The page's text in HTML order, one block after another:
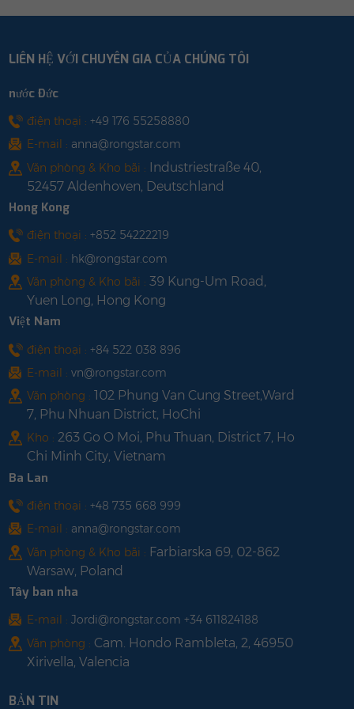
đỗ xe+sạc điện năng
dụng tối đa tài nguyên
đất.4. Thân thiện với
tái chế mạnh mẽ.5.Sản
phẩm có thể được tùy
chỉnh theo nhu cầu
khác nhau.
hỗ trợ lắp đặt với góc
LIÊN HỆ VỚI CHUYÊN GIA CỦA CHÚNG TÔI
nước Đức
điện thoại : +49 176 55258880
E-mail : anna@rongstar.com
Văn phòng & Kho bãi : Industriestraße 40,
52457 Aldenhoven, Deutschland
Hong Kong
điện thoại : +852 54222219
E-mail : hk@rongstar.com
Văn phòng & Kho bãi : 39 Kung-Um Road,
Yuen Long, Hong Kong
Việt Nam
điện thoại : +84 522 038 896
E-mail : vn@rongstar.com
Văn phòng : 102 Phung Van Cung Street,Ward
7, Phu Nhuan District, HoChi
Kho : 263 Go O Moi, Phu Thuan, District 7, Ho
Chi Minh City, Vietnam
Ba Lan
điện thoại : +48 735 668 999
E-mail : anna@rongstar.com
Văn phòng & Kho bãi : Farbiarska 69, 02-862
Warsaw, Poland
Tây ban nha
E-mail : Jordi@rongstar.com +34 611824188
Văn phòng : Cam. Hondo Rambleta, 2, 46950
Xirivella, Valencia
BẢN TIN